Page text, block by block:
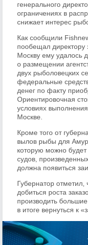
генерального
ограничениях в
снижает интерес
Как сообщили
пообещал директору
Москву ему удалось
о размещении
двух рыболовецких
федеральные
денег по факту
Ориентировочная
условиях
Москве.
Кроме того от
вылов рыбы для
которую можно
судов,
должна появиться
Губернатор отметил,
добиться роста
производить
в итоге вернуться к